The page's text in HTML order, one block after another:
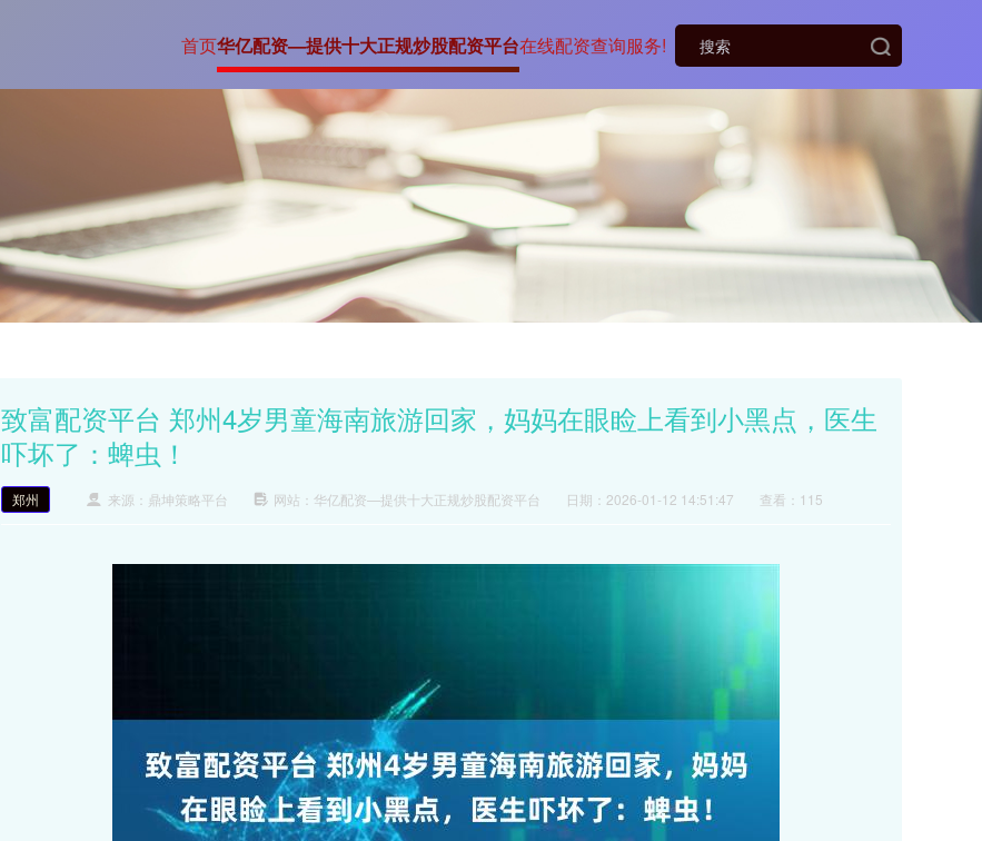
首页华亿配资—提供十大正规炒股配资平台在线配资查询服务!
致富配资平台 郑州4岁男童海南旅游回家，妈妈在眼睑上看到小黑点，医生
吓坏了：蜱虫！
郑州 来源：鼎坤策略平台 网站：华亿配资—提供十大正规炒股配资平台 日期：2026-01-12 14:51:47 查看：115